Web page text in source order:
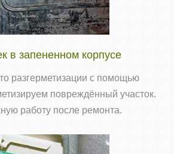
в запененном корпусе
разгерметизации с помощью
повреждённый участок.
работу после ремонта.